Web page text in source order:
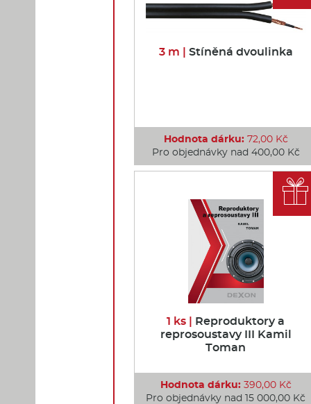
3 m | Stíněná dvoulinka
Hodnota dárku:72,00 Kč
Pro objednávky nad 400,00 Kč
1 ks | Reproduktory a
reprosoustavy III Kamil
Toman
Hodnota dárku:390,00 Kč
Pro objednávky nad 15 000,00 Kč
